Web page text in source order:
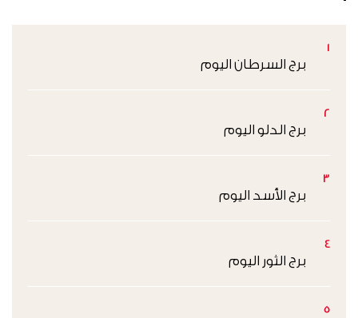
1
برج السرطان اليوم
2
برج الدلو اليوم
3
برج الأسد اليوم
4
برج الثور اليوم
5